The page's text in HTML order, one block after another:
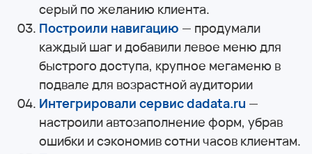
серый по желанию клиента.
Построили навигацию — продумали
каждый шаг и добавили левое меню для
быстрого доступа, крупное мегаменю в
подвале для возрастной аудитории
Интегрировали сервис dadata.ru —
настроили автозаполнение форм, убрав
ошибки и сэкономив сотни часов клиентам.